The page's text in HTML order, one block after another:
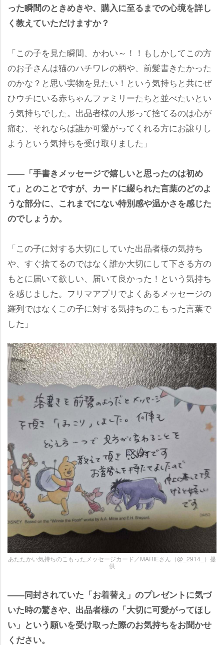
った瞬間のときめきや、購入に至るまでの心境を詳し
く教えていただけますか？
「この子を見た瞬間、かわい～！！もしかしてこの方
のお子さんは猫のハチワレの柄や、前髪書きたかった
のかな？と思い実物を見たい！という気持ちと共にぜ
ひウチにいる赤ちゃんファミリーたちと並べたいとい
う気持ちでした。出品者様の人形って捨てるのは心が
痛む、それならば誰か可愛がってくれる方にお譲りし
ようという気持ちを受け取りました」
――「手書きメッセージで嬉しいと思ったのは初め
て」とのことですが、カードに綴られた言葉のどのよ
うな部分に、これまでにない特別感や温かさを感じた
のでしょうか。
「この子に対する大切にしていた出品者様の気持ち
、すぐ捨てるのではなく誰か大切にして下さる方の
もとに届いて欲しい、届いて良かった！という気持ち
を感じました。フリマアプリでよくあるメッセージの
羅列ではなくこの子に対する気持ちのこもった言葉で
した」
あたたかい気持ちのこもったメッセージカード／MARIEさん（@_2914_）提
供
――同封されていた「お着替え」のプレゼントに気づ
いた時の驚きや、出品者様の「大切に可愛がってほし
い」という願いを受け取った際のお気持ちをお聞かせ
ください。